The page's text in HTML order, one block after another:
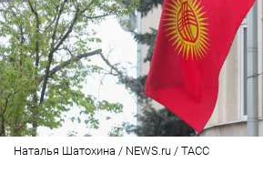
Наталья Шатохина / NEWS.ru / ТАСС